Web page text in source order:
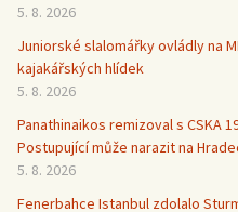
5. 8. 2026
Juniorské slalomářky ovládly na
kajakářských hlídek
5. 8. 2026
Panathinaikos remizoval s CSKA
Postupující může narazit na
5. 8. 2026
Fenerbahce Istanbul zdolalo